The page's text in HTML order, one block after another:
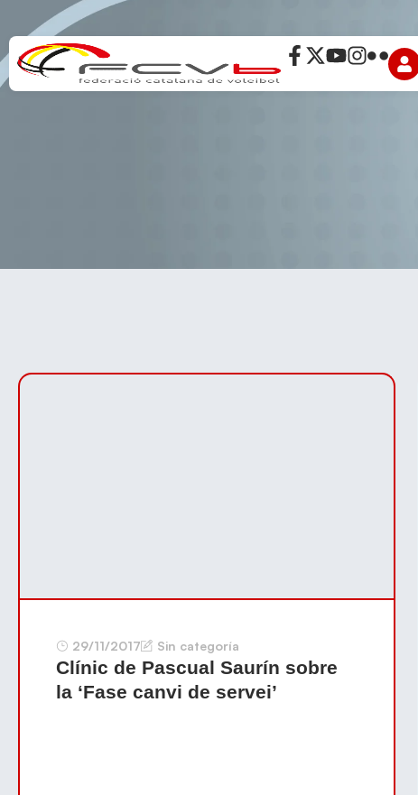
29/11/2017 Sin categoría
Clínic de Pascual Saurín sobre
la ‘Fase canvi de servei’